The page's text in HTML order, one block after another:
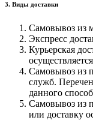
3. Виды доставки
Самовывоз из
Экспресс
Курьерская
Самовывоз из
служб.
данного
Самовывоз из
или доставку